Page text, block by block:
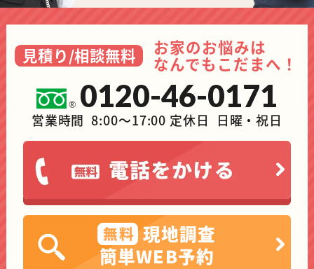
見積り/相談無料 お家のお悩みは
なんでもこだまへ！
0120-46-0171
営業時間 8:00～17:00 定休日 日曜・祝日
無料 現地調査
簡単WEB予約